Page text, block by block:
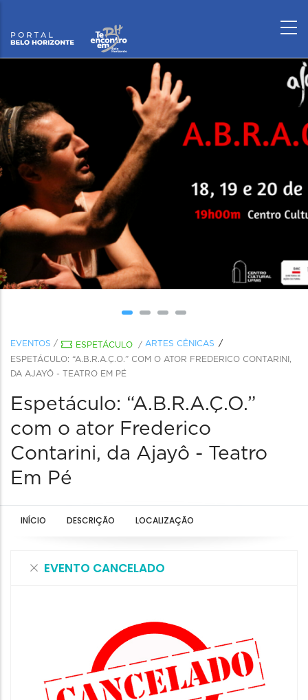
EVENTOS / ESPETÁCULO / ARTES CÊNICAS
ESPETÁCULO: “A.B.R.A.Ç.O.” COM O ATOR FREDERICO CONTARINI,
DA AJAYÔ - TEATRO EM PÉ
Espetáculo: “A.B.R.A.Ç.O.”
com o ator Frederico
Contarini, da Ajayô - Teatro
Em Pé
INÍCIO DESCRIÇÃO LOCALIZAÇÃO
EVENTO CANCELADO